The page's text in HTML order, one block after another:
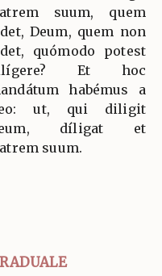
suum, quem
Deum, quem non
quómodo potest
Et hoc
habémus a
ut, qui diligit
díligat et
suum.